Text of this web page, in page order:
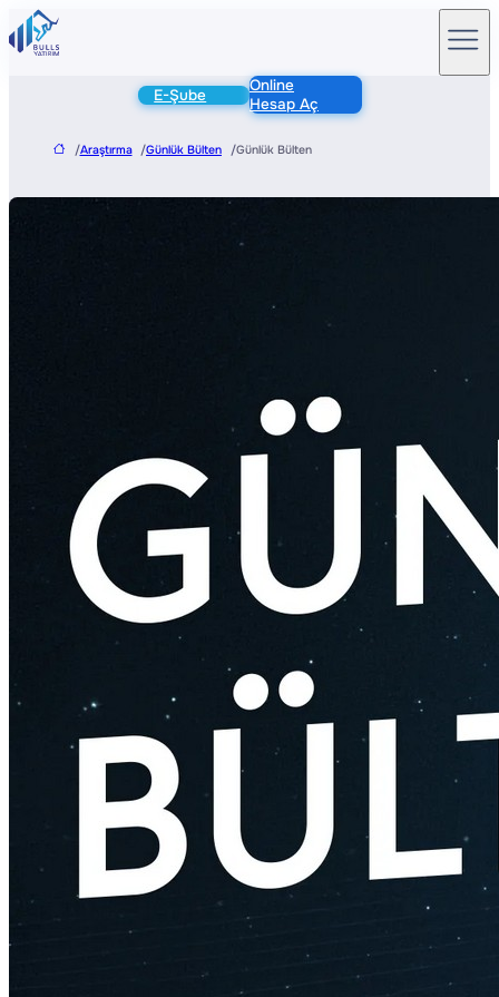
E-Şube
Online
Hesap Aç
/Araştırma /Günlük Bülten /Günlük Bülten